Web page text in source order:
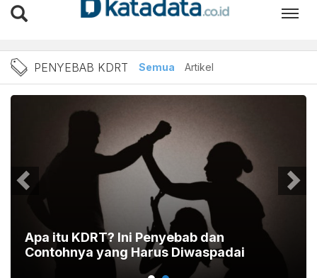
Berita Penyebab KDRT
PENYEBAB KDRT Semua Artikel
Apa itu KDRT? Ini Penyebab dan
Contohnya yang Harus Diwaspadai